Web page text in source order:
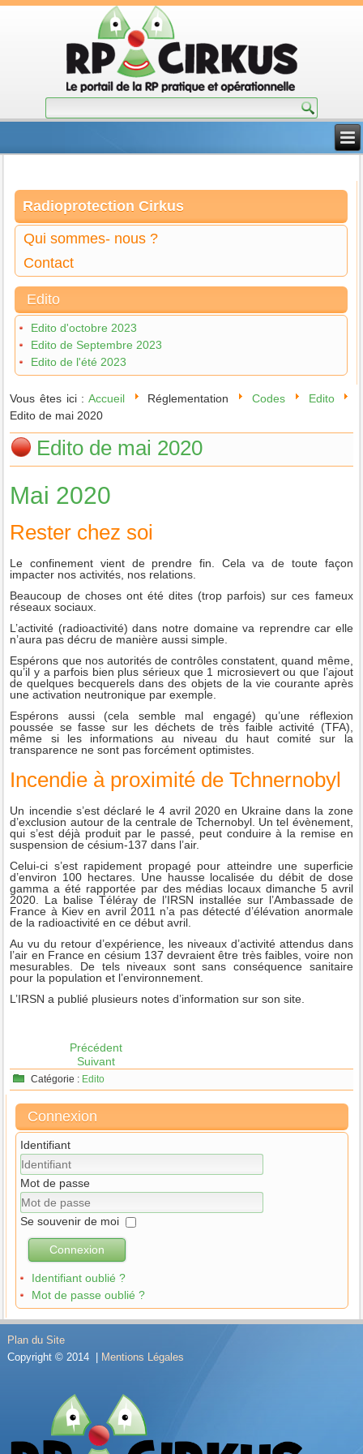
Radioprotection Cirkus
Qui sommes- nous ?
Contact
Edito
Edito d'octobre 2023
Edito de Septembre 2023
Edito de l'été 2023
Vous êtes ici : Accueil Réglementation Codes
Edito
Edito de mai 2020
Edito de mai 2020
Mai 2020
Rester chez soi
Le confinement vient de prendre fin. Cela va de toute façon
impacter nos activités, nos relations.
Beaucoup de choses ont été dites (trop parfois) sur ces fameux
réseaux sociaux.
L’activité (radioactivité) dans notre domaine va reprendre car elle
n’aura pas décru de manière aussi simple.
Espérons que nos autorités de contrôles constatent, quand même,
qu’il y a parfois bien plus sérieux que 1 microsievert ou que l’ajout
de quelques becquerels dans des objets de la vie courante après
une activation neutronique par exemple.
Espérons aussi (cela semble mal engagé) qu’une réflexion
poussée se fasse sur les déchets de très faible activité (TFA),
même si les informations au niveau du haut comité sur la
transparence ne sont pas forcément optimistes.
Incendie à proximité de Tchnernobyl
Un incendie s’est déclaré le 4 avril 2020 en Ukraine dans la zone
d’exclusion autour de la centrale de Tchernobyl. Un tel évènement,
qui s’est déjà produit par le passé, peut conduire à la remise en
suspension de césium-137 dans l’air.
Celui-ci s’est rapidement propagé pour atteindre une superficie
d’environ 100 hectares. Une hausse localisée du débit de dose
gamma a été rapportée par des médias locaux dimanche 5 avril
2020. La balise Téléray de l’IRSN installée sur l’Ambassade de
France à Kiev en avril 2011 n’a pas détecté d’élévation anormale
de la radioactivité en ce début avril.
Au vu du retour d’expérience, les niveaux d’activité attendus dans
l’air en France en césium 137 devraient être très faibles, voire non
mesurables. De tels niveaux sont sans conséquence sanitaire
pour la population et l’environnement.
L’IRSN a publié plusieurs notes d’information sur son site.
Précédent
Suivant
Catégorie : Edito
Connexion
Identifiant
Mot de passe
Se souvenir de moi
Connexion
Identifiant oublié ?
Mot de passe oublié ?
Plan du Site
Copyright © 2014 |
Mentions Légales